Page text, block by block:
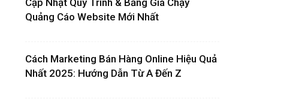
Quảng Cáo Website Mới Nhất
Cách Marketing Bán Hàng Online Hiệu Quả
Nhất 2025: Hướng Dẫn Từ A Đến Z